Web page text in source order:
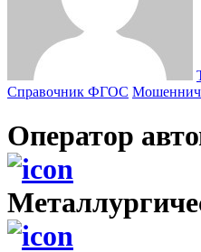
Справочник ФГОС
Оператор